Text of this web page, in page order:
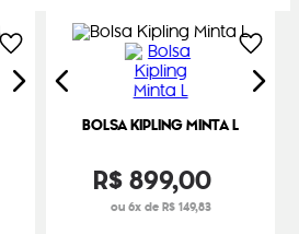
BOLSA KIPLING MINTA L
R$899,00
ou 6x de R$ 149,83